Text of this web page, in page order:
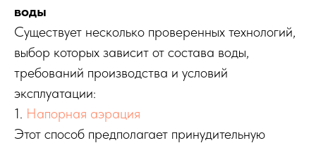
воды
Существует несколько проверенных технологий,
выбор которых зависит от состава воды,
требований производства и условий
эксплуатации:
1. Напорная аэрация
Этот способ предполагает принудительную